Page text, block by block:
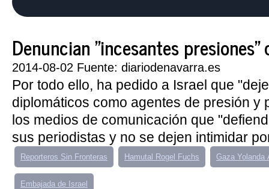
Denuncian "incesantes presiones"
2014-08-02 Fuente: diariodenavarra.es
Por todo ello, ha pedido a Israel que
diplomáticos como agentes de presión y
los medios de comunicación que
sus periodistas y no se dejen intimidar
Reporteros Sin Fronteras Hamutal Rogel Fuchs Gaza Yolanda
Embajada de Israel